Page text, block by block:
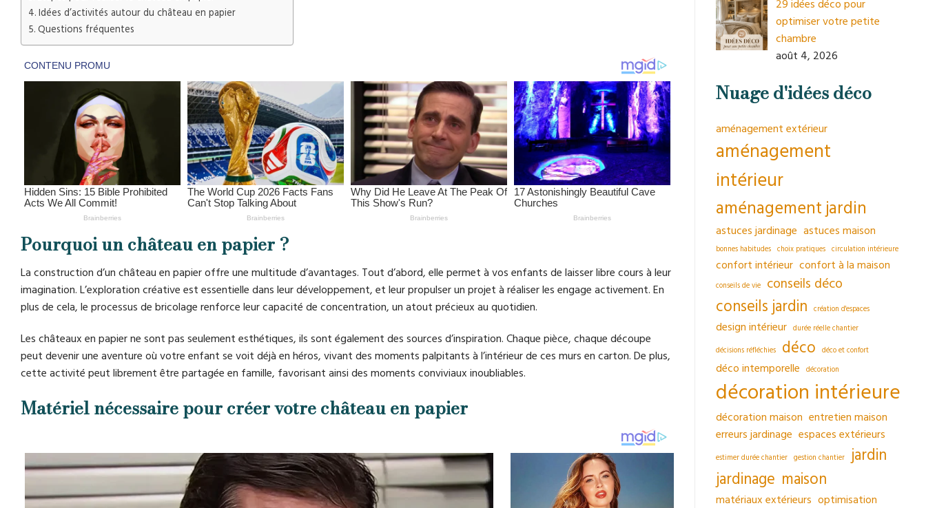
Idées d’activités autour du château en papier
Questions fréquentes
Pourquoi un château en papier ?
La construction d’un château en papier offre une multitude d’avantages. Tout d’abord, elle permet à vos enfants de laisser libre cours à leur
imagination. L’exploration créative est essentielle dans leur développement, et leur propulser un projet à réaliser les engage activement. En
plus de cela, le processus de bricolage renforce leur capacité de concentration, un atout précieux au quotidien.
Les châteaux en papier ne sont pas seulement esthétiques, ils sont également des sources d’inspiration. Chaque pièce, chaque découpe
peut devenir une aventure où votre enfant se voit déjà en héros, vivant des moments palpitants à l’intérieur de ces murs en carton. De plus,
cette activité peut librement être partagée en famille, favorisant ainsi des moments conviviaux inoubliables.
Matériel nécessaire pour créer votre château en papier
29 idées déco pour
optimiser votre petite
chambre
août 4, 2026
Nuage d'idées déco
aménagement extérieur
aménagement
intérieur
aménagement jardin
astuces jardinage astuces maison
bonnes habitudes choix pratiques circulation intérieure
confort intérieur confort à la maison
conseils de vie conseils déco
conseils jardin création d'espaces
design intérieur durée réelle chantier
décisions réfléchies déco déco et confort
déco intemporelle décoration
décoration intérieure
décoration maison entretien maison
erreurs jardinage espaces extérieurs
estimer durée chantier gestion chantier
jardin
jardinage maison
matériaux extérieurs optimisation